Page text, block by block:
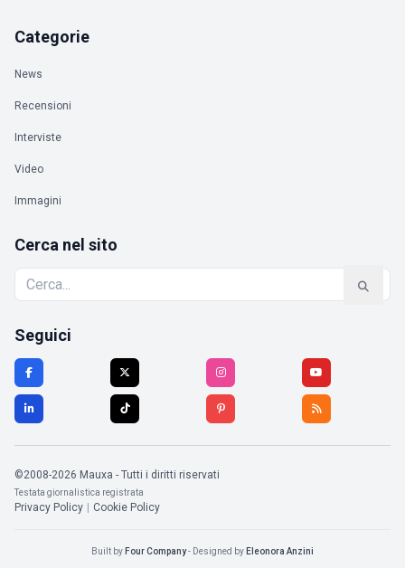
Categorie
News
Recensioni
Interviste
Video
Immagini
Cerca nel sito
Seguici
©2008-2026 Mauxa - Tutti i diritti riservati
Testata giornalistica registrata
Privacy Policy Cookie Policy
Built by Four Company- Designed by Eleonora Anzini